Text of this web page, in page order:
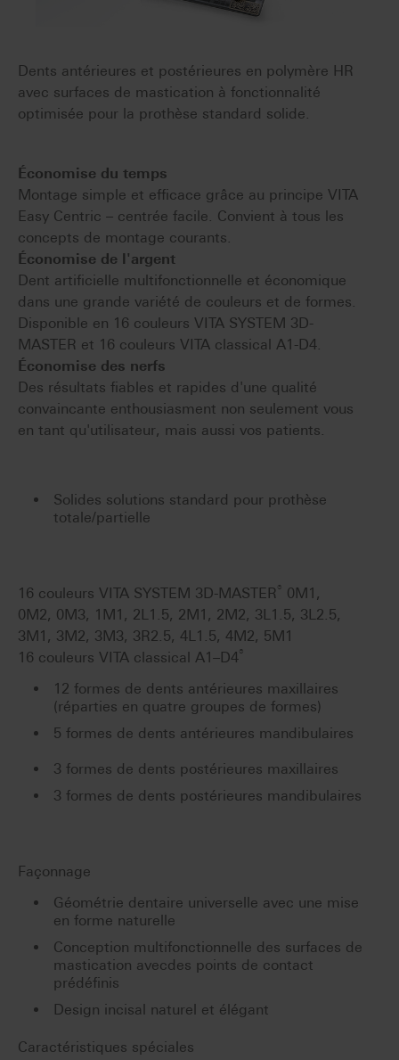
Dents antérieures et postérieures en polymère HR
avec surfaces de mastication à fonctionnalité
optimisée pour la prothèse standard solide.
Économise du temps
Montage simple et efficace grâce au principe VITA
Easy Centric – centrée facile. Convient à tous les
concepts de montage courants.
Économise de l'argent
Dent artificielle multifonctionnelle et économique
dans une grande variété de couleurs et de formes.
Disponible en 16 couleurs VITA SYSTEM 3D-
MASTER et 16 couleurs VITA classical A1-D4.
Économise des nerfs
Des résultats fiables et rapides d'une qualité
convaincante enthousiasment non seulement vous
en tant qu'utilisateur, mais aussi vos patients.
Solides solutions standard pour prothèse
totale/partielle
16 couleurs VITA SYSTEM 3D-MASTER ® 0M1,
0M2, 0M3, 1M1, 2L1.5, 2M1, 2M2, 3L1.5, 3L2.5,
3M1, 3M2, 3M3, 3R2.5, 4L1.5, 4M2, 5M1
16 couleurs VITA classical A1–D4®
12 formes de dents antérieures maxillaires
(réparties en quatre groupes de formes)
5 formes de dents antérieures mandibulaires
3 formes de dents postérieures maxillaires
3 formes de dents postérieures mandibulaires
Façonnage
Géométrie dentaire universelle avec une mise
en forme naturelle
Conception multifonctionnelle des surfaces de
mastication avecdes points de contact
prédéfinis
Design incisal naturel et élégant
Caractéristiques spéciales